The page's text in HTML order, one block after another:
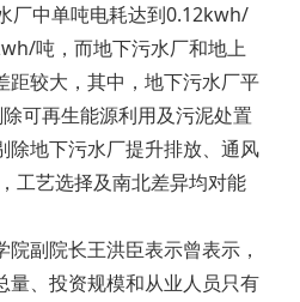
厂中单吨电耗达到0.12kwh/
吨，而地下污水厂和地上
距较大，其中，地下污水厂平
可再生能源利用及污泥处置
除地下污水厂提升排放、通风
工艺选择及南北差异均对能
副院长王洪臣表示曾表示，
量、投资规模和从业人员只有